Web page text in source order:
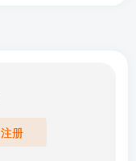
注册